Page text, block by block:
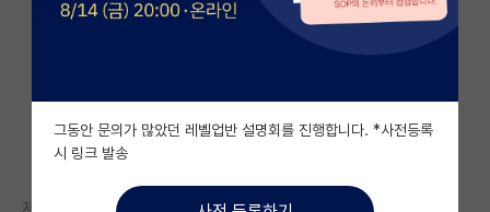
베스트 게시판
자유 게시판(아무개랩)
미국 유학 게시판
미국 대학원 합격 후기 게시판
저에게 너무 과분한 연구실에서 석사과정을 하게 되었습니다
그동안 문의가 많았던 레벨업반 설명회를 진행합니다. *사전등록
시 링크 발송